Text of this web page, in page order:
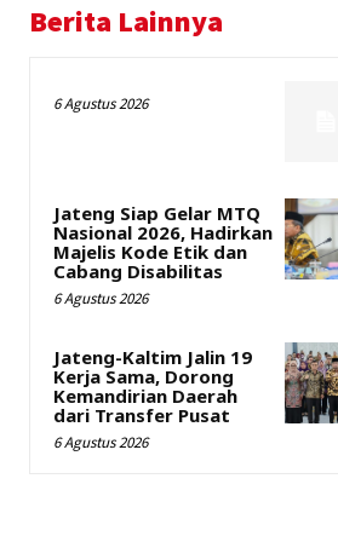
Berita Lainnya
6 Agustus 2026
Jateng Siap Gelar MTQ
Nasional 2026, Hadirkan
Majelis Kode Etik dan
Cabang Disabilitas
6 Agustus 2026
Jateng-Kaltim Jalin 19
Kerja Sama, Dorong
Kemandirian Daerah
dari Transfer Pusat
6 Agustus 2026